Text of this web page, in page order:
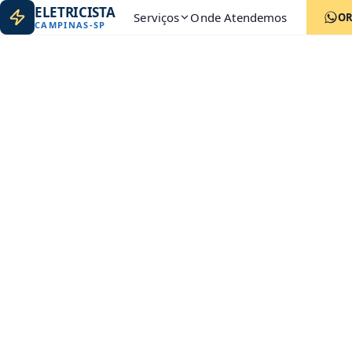
ELETRICISTA
CAMPINAS-SP Serviços Onde Atendemos